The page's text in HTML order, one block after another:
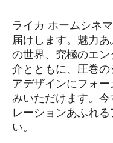
ライカ ホームシネ
届けします。魅力
の世界、究極のエ
介とともに、圧巻
アデザインにフォ
みいただけます。
レーションあふれ
い。